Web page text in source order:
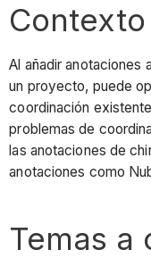
Contexto
Al añadir anotaciones
un proyecto, puede
coordinación
problemas de
las anotaciones de
anotaciones como
Temas a